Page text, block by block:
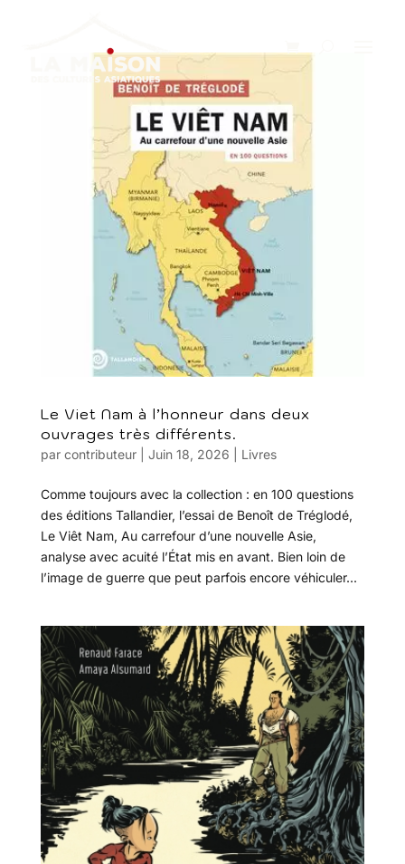
Le Viet Nam à l’honneur dans deux
ouvrages très différents.
par contributeur| Juin 18, 2026 Livres
Comme toujours avec la collection : en 100 questions
des éditions Tallandier, l’essai de Benoît de Tréglodé,
Le Viêt Nam, Au carrefour d’une nouvelle Asie,
analyse avec acuité l’État mis en avant. Bien loin de
l’image de guerre que peut parfois encore véhiculer...